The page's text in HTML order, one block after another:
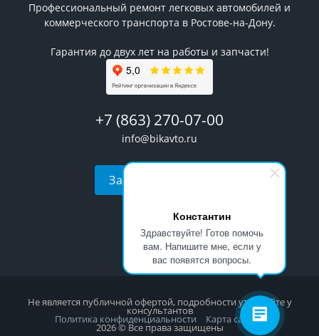
Константин
Здравствуйте! Готов помочь
вам. Напишите мне, если у
вас появятся вопросы.
Профессиональный ремонт легковых автомобилей и
коммерческого транспорта в Ростове-на-Дону.
Гарантия до двух лет на работы и запчасти!
+7 (863) 270-07-00
info@bikavto.ru
Заказать звонок
Не является публичной офертой, подробности уточняйте у
консультантов
Политика конфиденциальности Карта сайта
2026 © Все права защищены